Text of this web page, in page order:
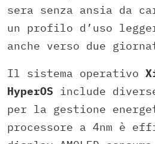
sera senza ansia da
un profilo d’uso
anche verso due
Il sistema operativo
HyperOS include
per la gestione
processore a 4nm è